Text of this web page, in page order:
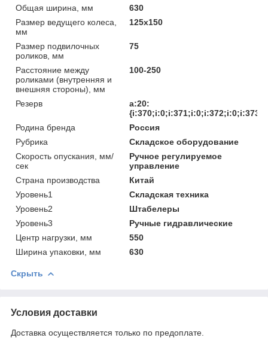
Общая ширина, мм
630
Размер ведущего колеса,
мм
125х150
Размер подвилочных
роликов, мм
75
Расстояние между
роликами (внутренняя и
внешняя стороны), мм
100-250
Резерв
a:20:
Родина бренда
Россия
Рубрика
Складское оборудование
Скорость опускания, мм/
сек
Ручное регулируемое
управление
Страна производства
Китай
Уровень1
Складская техника
Уровень2
Штабелеры
Уровень3
Ручные гидравлические
Центр нагрузки, мм
550
Ширина упаковки, мм
630
Скрыть
Условия доставки
Доставка осуществляется только по предоплате.